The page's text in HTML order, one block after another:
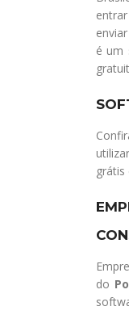
é um
grátis
do